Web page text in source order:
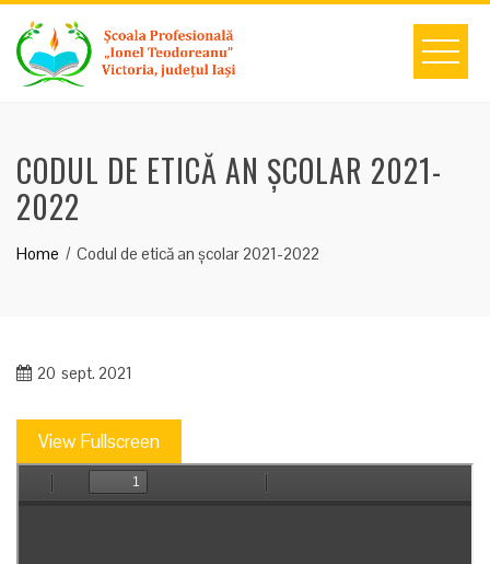
content
CODUL DE ETICĂ AN ȘCOLAR 2021-
2022
Home Codul de etică an școlar 2021-2022
20 sept. 2021
View Fullscreen